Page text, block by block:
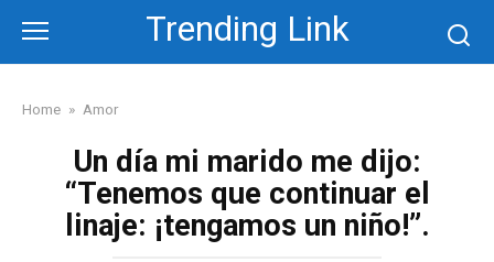
content
Trending Link
Home » Amor
Un día mi marido me dijo:
“Tenemos que continuar el
linaje: ¡tengamos un niño!”.